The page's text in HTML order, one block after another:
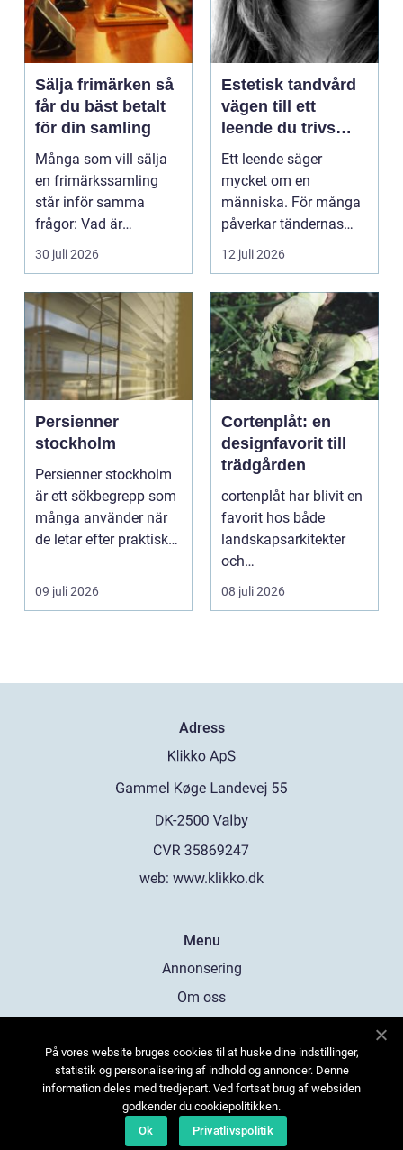
Sälja frimärken så
får du bäst betalt
för din samling
Många som vill sälja
en frimärkssamling
står inför samma
frågor: Vad är
samlingen värd? Var
vänder m...
30 juli 2026
Estetisk tandvård
vägen till ett
leende du trivs
med
Ett leende säger
mycket om en
människa. För många
påverkar tändernas
utseende både
självförtroendet ...
12 juli 2026
Persienner
stockholm
Persienner stockholm
är ett sökbegrepp som
många använder när
de letar efter praktiska
09 juli 2026
Cortenplåt: en
designfavorit till
trädgården
cortenplåt har blivit en
favorit hos både
landskapsarkitekter
och
trädgårdsentusiaster.
Det är ett m...
08 juli 2026
Adress
web: www.klikko.dk
Menu
Annonsering
Om oss
Kontakta oss
Sitemap
På vores website bruges cookies til at huske dine indstillinger,
statistik og personalisering af indhold og annoncer. Denne
information deles med tredjepart. Ved fortsat brug af websiden
godkender du cookiepolitikken.
Ok
Privatlivspolitik